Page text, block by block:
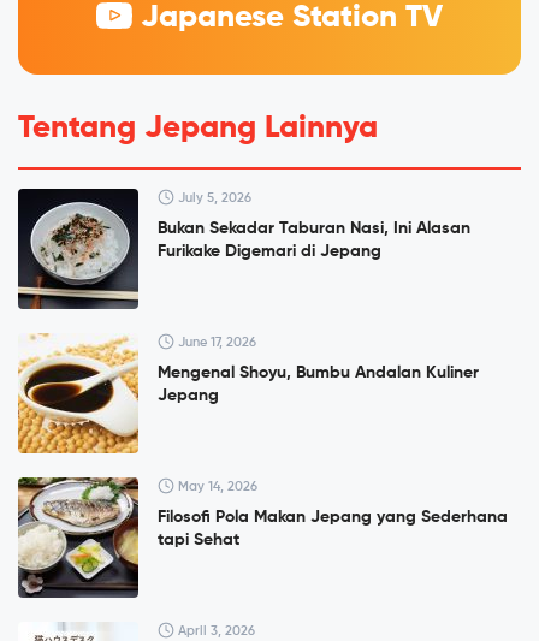
Japanese Station TV
Tentang Jepang Lainnya
July 5, 2026
Bukan Sekadar Taburan Nasi, Ini Alasan
Furikake Digemari di Jepang
June 17, 2026
Mengenal Shoyu, Bumbu Andalan Kuliner
Jepang
May 14, 2026
Filosofi Pola Makan Jepang yang Sederhana
tapi Sehat
April 3, 2026